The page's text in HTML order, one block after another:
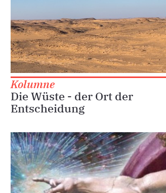
Kolumne
Die Wüste - der Ort der
Entscheidung